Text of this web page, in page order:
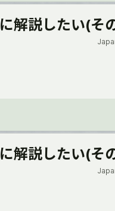
解説したい(そ
解説したい(そ